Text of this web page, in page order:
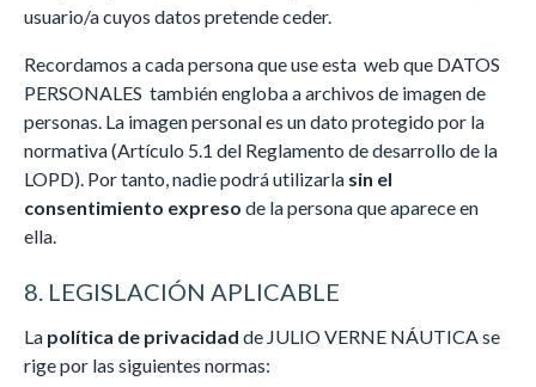
usuario/a cuyos datos pretende ceder.
Recordamos a cada persona que use esta web que DATOS
PERSONALES también engloba a archivos de imagen de
personas. La imagen personal es un dato protegido por la
normativa (Artículo 5.1 del Reglamento de desarrollo de la
LOPD). Por tanto, nadie podrá utilizarla sin el
consentimiento expreso de la persona que aparece en
ella.
8. LEGISLACIÓN APLICABLE
La política de privacidad de JULIO VERNE NÁUTICA se
rige por las siguientes normas: